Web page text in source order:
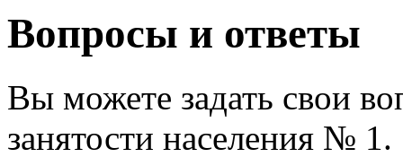
Вопросы и ответы
Вы можете задать свои
занятости населения № 1.